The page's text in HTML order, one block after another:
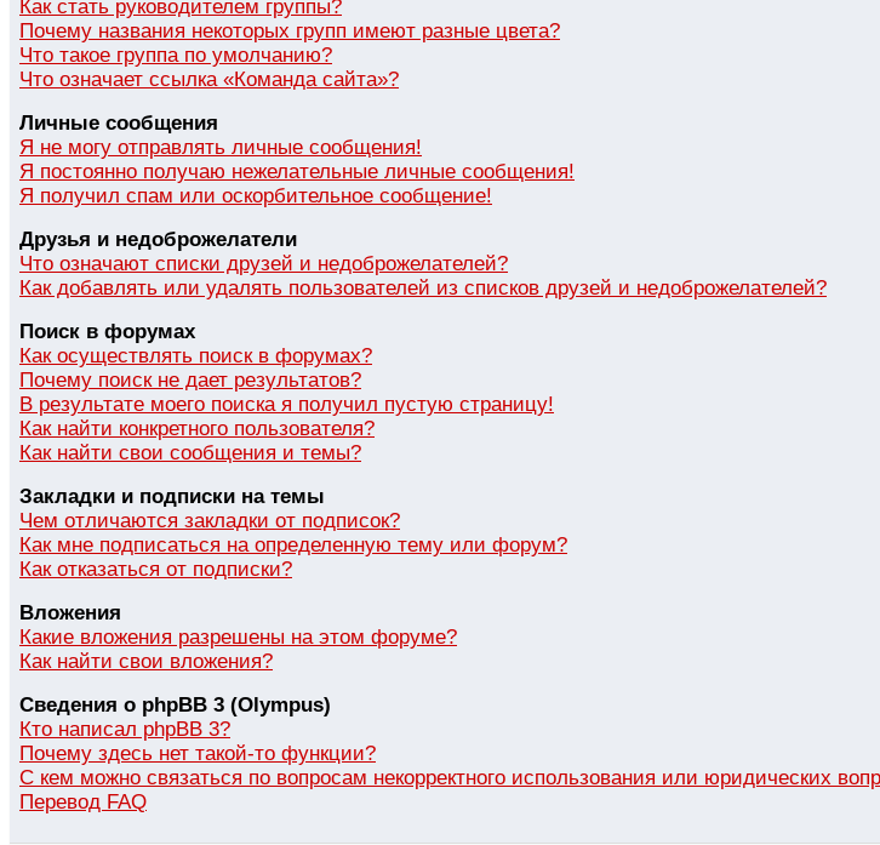
Как стать руководителем группы?
Почему названия некоторых групп имеют разные цвета?
Что такое группа по умолчанию?
Что означает ссылка «Команда сайта»?
Личные сообщения
Я не могу отправлять личные сообщения!
Я постоянно получаю нежелательные личные сообщения!
Я получил спам или оскорбительное сообщение!
Друзья и недоброжелатели
Что означают списки друзей и недоброжелателей?
Как добавлять или удалять пользователей из списков друзей и недоброжелателей?
Поиск в форумах
Как осуществлять поиск в форумах?
Почему поиск не дает результатов?
В результате моего поиска я получил пустую страницу!
Как найти конкретного пользователя?
Как найти свои сообщения и темы?
Закладки и подписки на темы
Чем отличаются закладки от подписок?
Как мне подписаться на определенную тему или форум?
Как отказаться от подписки?
Вложения
Какие вложения разрешены на этом форуме?
Как найти свои вложения?
Сведения о phpBB 3 (Olympus)
Кто написал phpBB 3?
Почему здесь нет такой-то функции?
С кем можно связаться по вопросам некорректного использования или юридических
Перевод FAQ